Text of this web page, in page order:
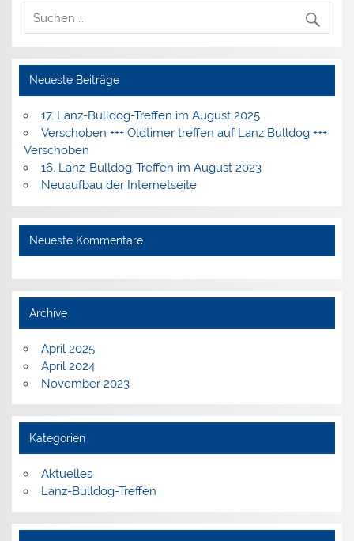
Neueste Beiträge
17. Lanz-Bulldog-Treffen im August 2025
Verschoben +++ Oldtimer treffen auf Lanz Bulldog +++
Verschoben
16. Lanz-Bulldog-Treffen im August 2023
Neuaufbau der Internetseite
Neueste Kommentare
Archive
April 2025
April 2024
November 2023
Kategorien
Aktuelles
Lanz-Bulldog-Treffen